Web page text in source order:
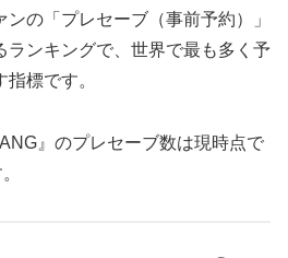
の「プレセーブ（事前予約）」
ランキングで、世界で最も多く予
標です。
』のプレセーブ数は現時点で